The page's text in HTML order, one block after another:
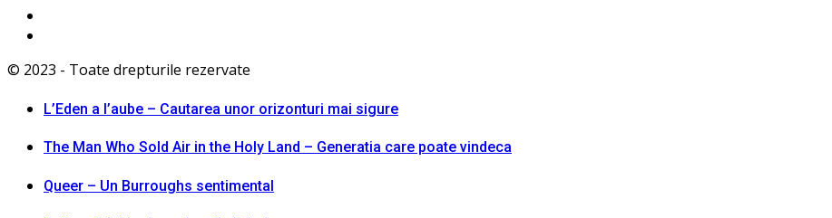
© 2023 - Toate drepturile rezervate
L’Eden a I’aube – Cautarea unor orizonturi mai sigure
The Man Who Sold Air in the Holy Land – Generatia care poate vindeca
Queer – Un Burroughs sentimental